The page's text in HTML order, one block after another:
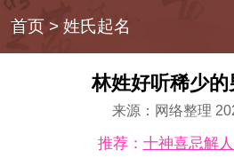
首页> 姓氏起名
林姓好听稀少的
来源：网络整理
推荐： 十神喜忌解